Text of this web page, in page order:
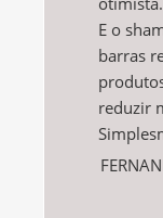
E o
barras
reduzir